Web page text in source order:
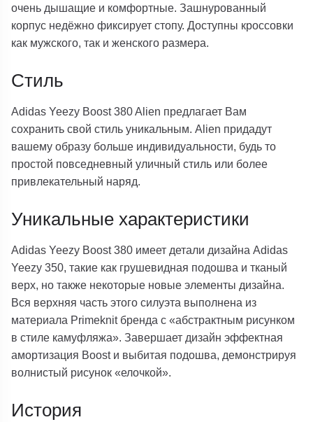
очень дышащие и комфортные. Зашнурованный
корпус недёжно фиксирует стопу. Доступны кроссовки
как мужского, так и женского размера.
Стиль
Adidas Yeezy Boost 380 Alien предлагает Вам
сохранить свой стиль уникальным. Alien придадут
вашему образу больше индивидуальности, будь то
простой повседневный уличный стиль или более
привлекательный наряд.
Уникальные характеристики
Adidas Yeezy Boost 380 имеет детали дизайна Adidas
Yeezy 350, такие как грушевидная подошва и тканый
верх, но также некоторые новые элементы дизайна.
Вся верхняя часть этого силуэта выполнена из
материала Primeknit бренда с «абстрактным рисунком
в стиле камуфляжа». Завершает дизайн эффектная
амортизация Boost и выбитая подошва, демонстрируя
волнистый рисунок «елочкой».
История